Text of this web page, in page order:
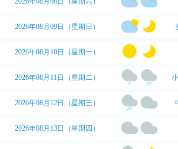
2026年08月09日（星期日）
2026年08月10日（星期一）
2026年08月11日（星期二）
2026年08月12日（星期三）
2026年08月13日（星期四）